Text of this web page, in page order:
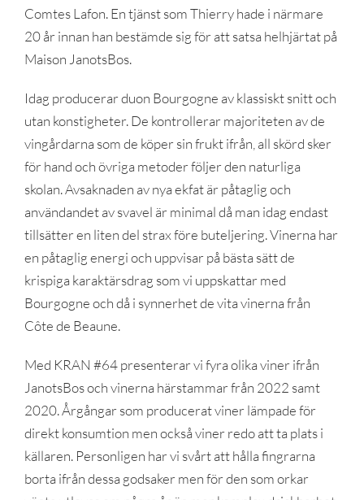
Comtes Lafon. En tjänst som Thierry hade i närmare
20 år innan han bestämde sig för att satsa helhjärtat på
Maison JanotsBos.
Idag producerar duon Bourgogne av klassiskt snitt och
utan konstigheter. De kontrollerar majoriteten av de
vingårdarna som de köper sin frukt ifrån, all skörd sker
för hand och övriga metoder följer den naturliga
skolan. Avsaknaden av nya ekfat är påtaglig och
användandet av svavel är minimal då man idag endast
tillsätter en liten del strax före buteljering. Vinerna har
en påtaglig energi och uppvisar på bästa sätt de
krispiga karaktärsdrag som vi uppskattar med
Bourgogne och då i synnerhet de vita vinerna från
Côte de Beaune.
Med KRAN #64 presenterar vi fyra olika viner ifrån
JanotsBos och vinerna härstammar från 2022 samt
2020. Årgångar som producerat viner lämpade för
direkt konsumtion men också viner redo att ta plats i
källaren. Personligen har vi svårt att hålla fingrarna
borta ifrån dessa godsaker men för den som orkar